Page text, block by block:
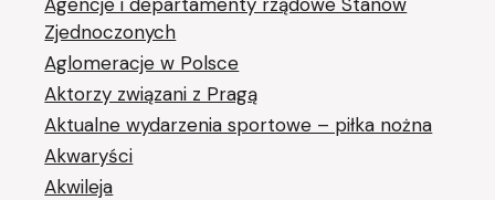
Zjednoczonych
Aglomeracje w Polsce
Aktorzy związani z Pragą
Aktualne wydarzenia sportowe – piłka nożna
Akwaryści
Akwileja